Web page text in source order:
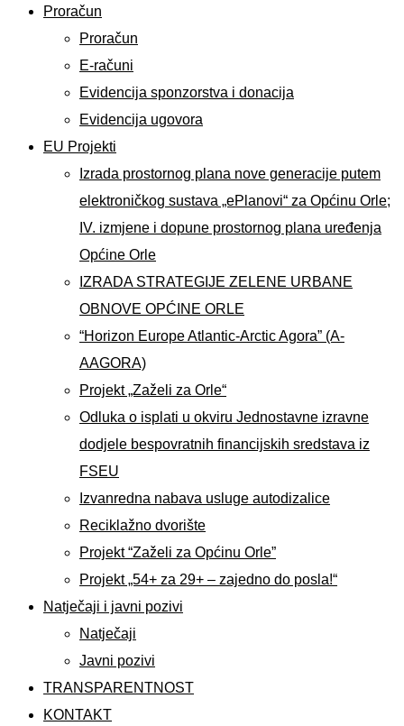
Proračun
Proračun
E-računi
Evidencija sponzorstva i donacija
Evidencija ugovora
EU Projekti
Izrada prostornog plana nove generacije putem
elektroničkog sustava „ePlanovi“ za Općinu Orle;
IV. izmjene i dopune prostornog plana uređenja
Općine Orle
IZRADA STRATEGIJE ZELENE URBANE
OBNOVE OPĆINE ORLE
“Horizon Europe Atlantic-Arctic Agora” (A-
AAGORA)
Projekt „Zaželi za Orle“
Odluka o isplati u okviru Jednostavne izravne
dodjele bespovratnih financijskih sredstava iz
FSEU
Izvanredna nabava usluge autodizalice
Reciklažno dvorište
Projekt “Zaželi za Općinu Orle”
Projekt „54+ za 29+ – zajedno do posla!“
Natječaji i javni pozivi
Natječaji
Javni pozivi
TRANSPARENTNOST
KONTAKT